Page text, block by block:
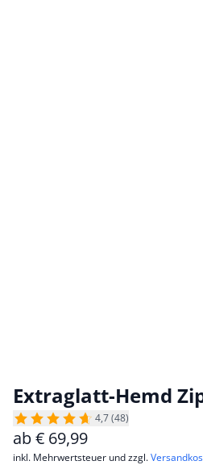
Extraglatt-Hemd
4,7 (48)
ab€ 69,99
inkl. Mehrwertsteuer und zzgl.